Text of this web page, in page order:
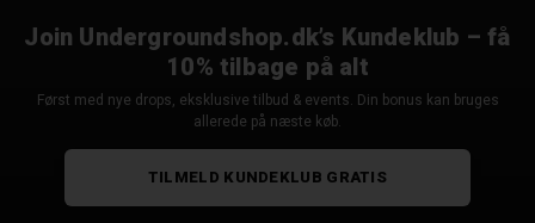
Join Undergroundshop.dk’s Kundeklub – få
10% tilbage på alt
Først med nye drops, eksklusive tilbud & events. Din bonus kan bruges
allerede på næste køb.
TILMELD KUNDEKLUB GRATIS